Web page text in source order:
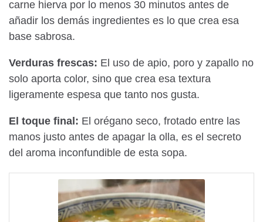
carne hierva por lo menos 30 minutos antes de
añadir los demás ingredientes es lo que crea esa
base sabrosa.
Verduras frescas: El uso de apio, poro y zapallo no
solo aporta color, sino que crea esa textura
ligeramente espesa que tanto nos gusta.
El toque final: El orégano seco, frotado entre las
manos justo antes de apagar la olla, es el secreto
del aroma inconfundible de esta sopa.